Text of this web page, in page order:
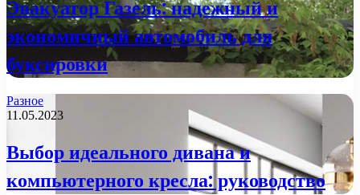
Эвакуатор Газель: надежный и
экономичный автомобиль для
буксировки
Разное
11.05.2023
Выбор идеального дивана и
компьютерного кресла: руководство